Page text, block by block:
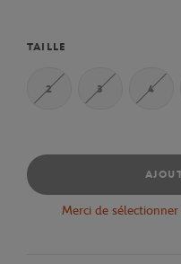
TAILLE
2 3 4
Merci de